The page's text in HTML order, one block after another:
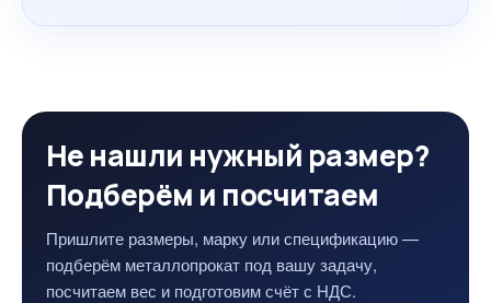
Не нашли нужный размер?
Подберём и посчитаем
Пришлите размеры, марку или спецификацию —
подберём металлопрокат под вашу задачу,
посчитаем вес и подготовим счёт с НДС.